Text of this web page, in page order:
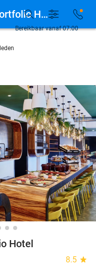
Bereikbaar vanaf 07:00
Hotel
Hotel
8.5 star